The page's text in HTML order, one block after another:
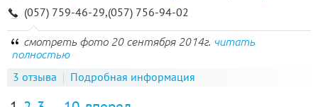
(057) 759-46-29,(057) 756-94-02
смотреть фото 20 сентября 2014г. читать
полностью
3 отзыва Подробная информация